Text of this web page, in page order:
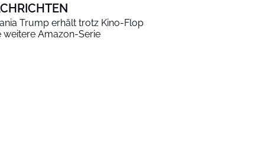
Trump erhält trotz Kino-Flop
weitere Amazon-Serie